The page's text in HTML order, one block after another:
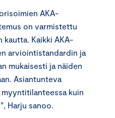
AKA-
on varmistettu
Kaikki AKA-
arviointistandardin ja
mukaisesti ja näiden
Asiantunteva
kuin
Harju sanoo.